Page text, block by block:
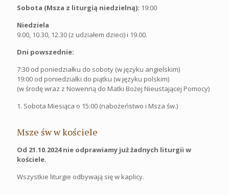
Sobota (Msza z liturgią niedzielną): 19:00
Niedziela
9.00, 10.30, 12.30 (z udziałem dzieci) i 19.00.
Dni powszednie:
7:30 od poniedziałku do soboty (w języku angielskim)
19:00 od poniedziałki do piątku (w języku polskim)
(w środę wraz z Nowenną do Matki Bożej Nieustającej Pomocy)
1. Sobota Miesiąca o 15:00 (nabożeństwo i Msza św.)
Msze św w kościele
Od 21.10.2024 nie odprawiamy już żadnych liturgii w
kościele.
Wszystkie liturgie odbywają się w kaplicy.